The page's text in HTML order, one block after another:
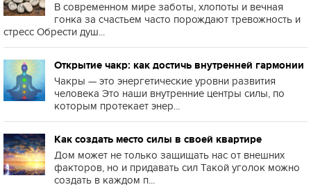
В современном мире заботы, хлопоты и вечная
гонка за счастьем часто порождают тревожность и
стресс Обрести душ...
Открытие чакр: как достичь внутренней гармонии
Чакры — это энергетические уровни развития
человека Это наши внутренние центры силы, по
которым протекает энер...
Как создать место силы в своей квартире
Дом может не только защищать нас от внешних
факторов, но и придавать сил Такой уголок можно
создать в каждом п...